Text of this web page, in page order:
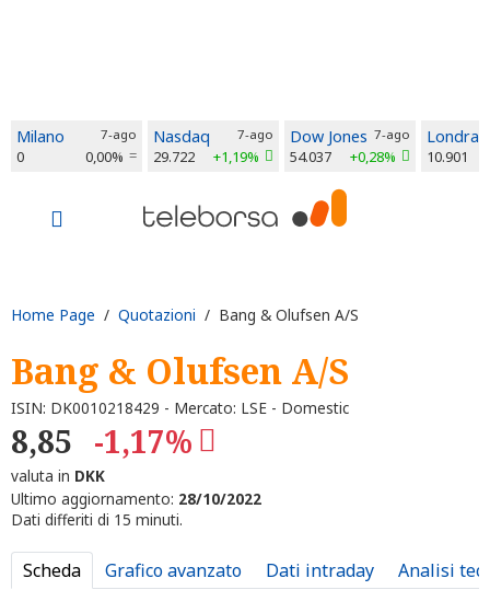
Milano 7-ago
0 0,00%
Nasdaq 7-ago
29.722 +1,19%
Dow Jones 7-ago
54.037 +0,28%
Londra
10.901
Home Page / Quotazioni / Bang & Olufsen A/S
Bang & Olufsen A/S
ISIN: DK0010218429 - Mercato: LSE - Domestic
8,85 -1,17%
valuta in DKK
Ultimo aggiornamento: 28/10/2022
Dati differiti di 15 minuti.
Scheda Grafico avanzato Dati intraday Analisi